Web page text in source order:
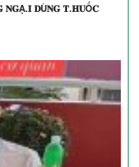
𝐃Ù𝐍𝐆 𝐓.𝐇𝐔Ố𝐂